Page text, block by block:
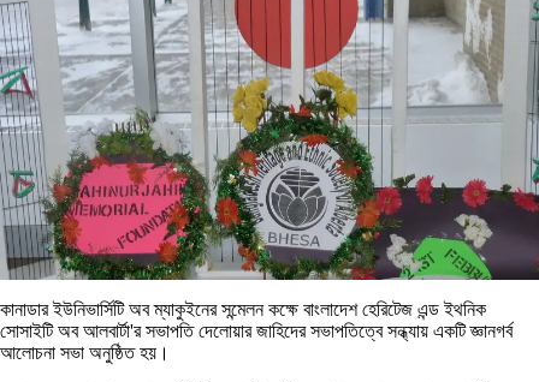
কানাডার ইউনিভার্সিটি অব ম্যাকুইনের সন্মেলন কক্ষে বাংলাদেশ হেরিটেজ এন্ড ইথনিক
সোসাইটি অব আলবার্টা'র সভাপতি দেলোয়ার জাহিদের সভাপতিত্বে সন্ধ্যায় একটি জ্ঞানগর্ব
আলোচনা সভা অনুষ্ঠিত হয়।